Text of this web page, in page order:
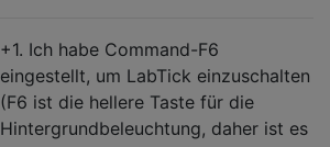
+1. Ich habe Command-F6
eingestellt, um LabTick einzuschalten
(F6 ist die hellere Taste für die
Hintergrundbeleuchtung, daher ist es